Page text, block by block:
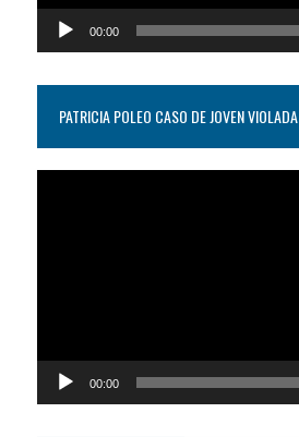
00:00
PATRICIA POLEO CASO DE JOVEN VIOLADA
00:00